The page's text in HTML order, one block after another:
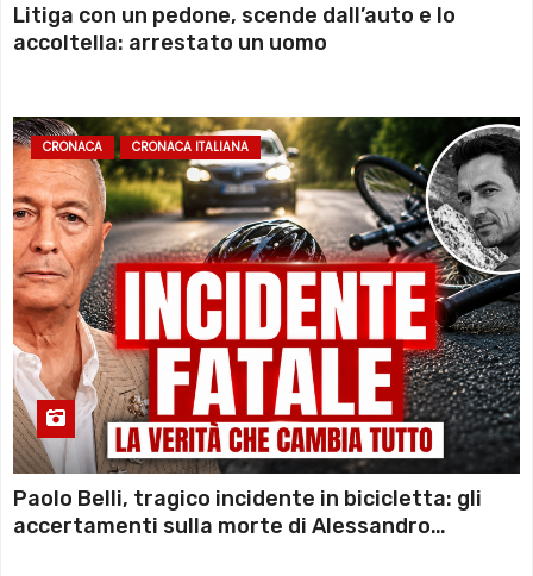
Litiga con un pedone, scende dall’auto e lo
accoltella: arrestato un uomo
CRONACA CRONACA ITALIANA
Paolo Belli, tragico incidente in bicicletta: gli
accertamenti sulla morte di Alessandro